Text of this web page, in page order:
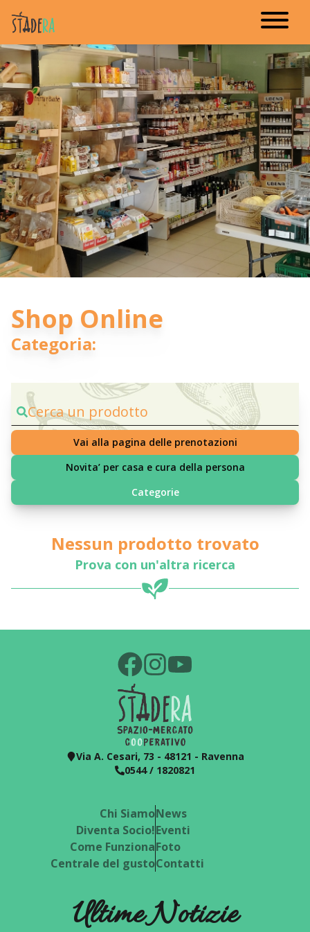
Shop Online
Categoria:
Cerca un prodotto
Vai alla pagina delle prenotazioni
Novita’ per casa e cura della persona
Categorie
Nessun prodotto trovato
Prova con un'altra ricerca
Via A. Cesari, 73 - 48121 - Ravenna
0544 / 1820821
Chi Siamo
Diventa Socio!
Come Funziona
Centrale del gusto
News
Eventi
Foto
Contatti
Ultime Notizie